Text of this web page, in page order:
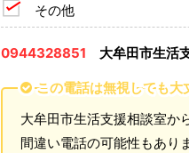
その他
0944328851 大牟田市生活
この電話は無視しても大
大牟田市生活支援相談室か
間違い電話の可能性もあり